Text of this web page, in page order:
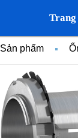
Trang
Sản phẩm